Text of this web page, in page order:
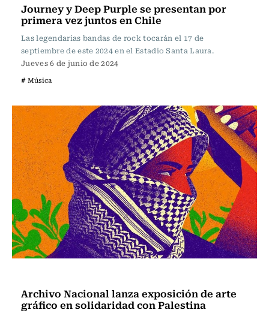
Journey y Deep Purple se presentan por
primera vez juntos en Chile
Las legendarias bandas de rock tocarán el 17 de
septiembre de este 2024 en el Estadio Santa Laura.
Jueves 6 de junio de 2024
# Música
Archivo Nacional lanza exposición de arte
gráfico en solidaridad con Palestina